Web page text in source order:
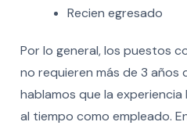
Recien egresado
Por lo general, los puestos
no requieren más de 3 años
hablamos que la
al tiempo como empleado.